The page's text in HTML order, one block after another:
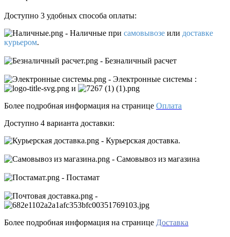
Доступно 3 удобных способа оплаты:
- Наличные при самовывозе или доставке
курьером.
- Безналичный расчет
- Электронные системы :
и
Более подробная информация на странице Оплата
Доступно 4 варианта доставки:
- Курьерская доставка.
- Самовывоз из магазина
- Постамат
-
Более подробная информация на странице Доставка